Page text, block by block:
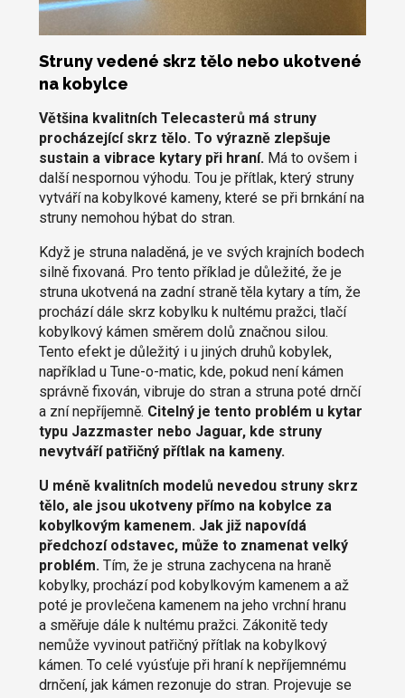
Struny vedené skrz tělo nebo ukotvené
na kobylce
Většina kvalitních Telecasterů má struny
procházející skrz tělo. To výrazně zlepšuje
sustain a vibrace kytary při hraní.Má to ovšem i
další nespornou výhodu. Tou je přítlak, který struny
vytváří na kobylkové kameny, které se při brnkání na
struny nemohou hýbat do stran.
Když je struna naladěná, je ve svých krajních bodech
silně fixovaná. Pro tento příklad je důležité, že je
struna ukotvená na zadní straně těla kytary a tím, že
prochází dále skrz kobylku k nultému pražci, tlačí
kobylkový kámen směrem dolů značnou silou.
Tento efekt je důležitý i u jiných druhů kobylek,
například u Tune-o-matic, kde, pokud není kámen
správně fixován, vibruje do stran a struna poté drnčí
a zní nepříjemně. Citelný je tento problém u kytar
typu Jazzmaster nebo Jaguar, kde struny
nevytváří patřičný přítlak na kameny.
U méně kvalitních modelů nevedou struny skrz
tělo, ale jsou ukotveny přímo na kobylce za
kobylkovým kamenem. Jak již napovídá
předchozí odstavec, může to znamenat velký
problém.Tím, že je struna zachycena na hraně
kobylky, prochází pod kobylkovým kamenem a až
poté je provlečena kamenem na jeho vrchní hranu
a směřuje dále k nultému pražci. Zákonitě tedy
nemůže vyvinout patřičný přítlak na kobylkový
kámen. To celé vyúsťuje při hraní k nepříjemnému
drnčení, jak kámen rezonuje do stran. Projevuje se